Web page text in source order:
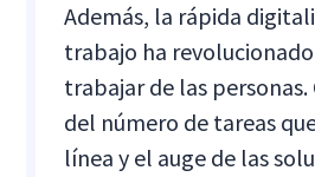
Además, la rápida
trabajo ha
trabajar de las
del número de tareas
línea y el auge de las